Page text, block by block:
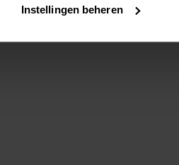
Instellingen beheren